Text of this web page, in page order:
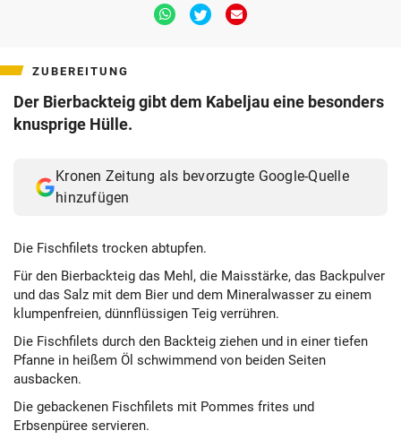
Via
Whatsapp
Via
Twitter
Via
ZUBEREITUNG
Der Bierbackteig gibt dem Kabeljau eine besonders
knusprige Hülle.
Kronen Zeitung als bevorzugte Google-Quelle
hinzufügen
Die Fischfilets trocken abtupfen.
Für den Bierbackteig das Mehl, die Maisstärke, das Backpulver
und das Salz mit dem Bier und dem Mineralwasser zu einem
klumpenfreien, dünnflüssigen Teig verrühren.
Die Fischfilets durch den Backteig ziehen und in einer tiefen
Pfanne in heißem Öl schwimmend von beiden Seiten
ausbacken.
Die gebackenen Fischfilets mit Pommes frites und
Erbsenpüree servieren.